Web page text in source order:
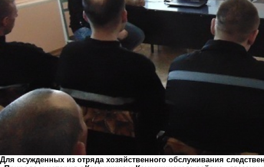
Для осужденных из отряда хозяйственного обслуживания